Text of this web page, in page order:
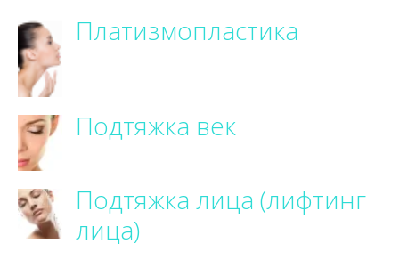
Платизмопластика
Подтяжка век
Подтяжка лица (лифтинг
лица)